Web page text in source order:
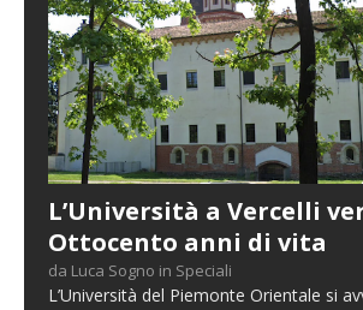
L’Università a Vercelli
Ottocento anni di vita
da Luca Sogno in Speciali
L’Università del Piemonte Orientale si